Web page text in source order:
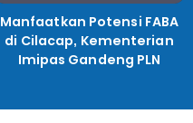
Manfaatkan Potensi FABA
di Cilacap, Kementerian
Imipas Gandeng PLN